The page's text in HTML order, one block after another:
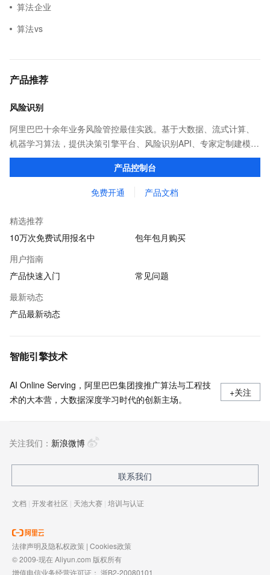
算法企业
算法vs
产品推荐
风险识别
阿里巴巴十余年业务风险管控最佳实践。基于大数据、流式计算、
机器学习算法，提供决策引擎平台、风险识别API、专家定制建模等
多维风控服务，一站式解决企业在用户注册、运营活动、交易、信
贷审核等关键业务中所遇到的欺诈问题。
产品控制台
免费开通 产品文档
精选推荐
10万次免费试用报名中
包年包月购买
用户指南
产品快速入门
常见问题
最新动态
产品最新动态
智能引擎技术
AI Online Serving，阿里巴巴集团搜推广算法与工程技
术的大本营，大数据深度学习时代的创新主场。
+关注
关注我们： 新浪微博
联系我们
文档 | 开发者社区 | 天池大赛 | 培训与认证
法律声明及隐私权政策 | Cookies政策
© 2009-现在 Aliyun.com 版权所有
增值电信业务经营许可证： 浙B2-20080101